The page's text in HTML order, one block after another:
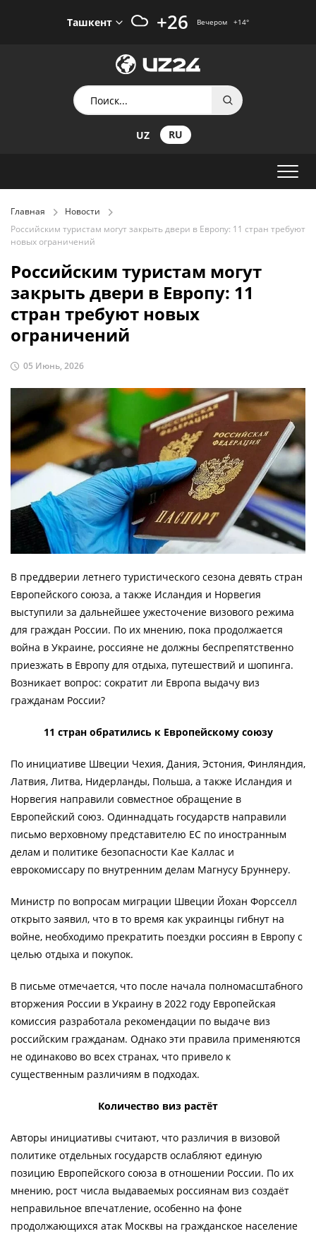
Ташкент +26 Вечером +14°
UZ RU
Главная
Новости
Российским туристам могут закрыть двери в Европу: 11 стран требуют
новых ограничений
Российским туристам могут
закрыть двери в Европу: 11
стран требуют новых
ограничений
05 Июнь, 2026
В преддверии летнего туристического сезона девять стран
Европейского союза, а также Исландия и Норвегия
выступили за дальнейшее ужесточение визового режима
для граждан России. По их мнению, пока продолжается
война в Украине, россияне не должны беспрепятственно
приезжать в Европу для отдыха, путешествий и шопинга.
Возникает вопрос: сократит ли Европа выдачу виз
гражданам России?
11 стран обратились к Европейскому союзу
По инициативе Швеции Чехия, Дания, Эстония, Финляндия,
Латвия, Литва, Нидерланды, Польша, а также Исландия и
Норвегия направили совместное обращение в
Европейский союз. Одиннадцать государств направили
письмо верховному представителю ЕС по иностранным
делам и политике безопасности Кае Каллас и
еврокомиссару по внутренним делам Магнусу Бруннеру.
Министр по вопросам миграции Швеции Йохан Форсселл
открыто заявил, что в то время как украинцы гибнут на
войне, необходимо прекратить поездки россиян в Европу с
целью отдыха и покупок.
В письме отмечается, что после начала полномасштабного
вторжения России в Украину в 2022 году Европейская
комиссия разработала рекомендации по выдаче виз
российским гражданам. Однако эти правила применяются
не одинаково во всех странах, что привело к
существенным различиям в подходах.
Количество виз растёт
Авторы инициативы считают, что различия в визовой
политике отдельных государств ослабляют единую
позицию Европейского союза в отношении России. По их
мнению, рост числа выдаваемых россиянам виз создаёт
неправильное впечатление, особенно на фоне
продолжающихся атак Москвы на гражданское население